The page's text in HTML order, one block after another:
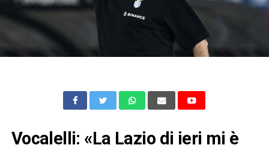
Vocalelli: «La Lazio di ieri mi è